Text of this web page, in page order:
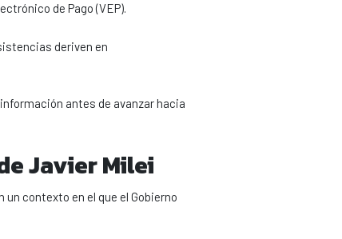
de Pago (VEP).
deriven en
antes de avanzar hacia
Javier Milei
contexto en el que el Gobierno